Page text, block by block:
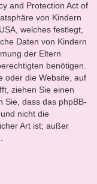
and Protection Act of
von Kindern
welches festlegt,
Daten von Kindern
der Eltern
benötigen.
oder die Website, auf
ziehen Sie einen
Sie, dass das phpBB-
nicht die
Art ist; außer